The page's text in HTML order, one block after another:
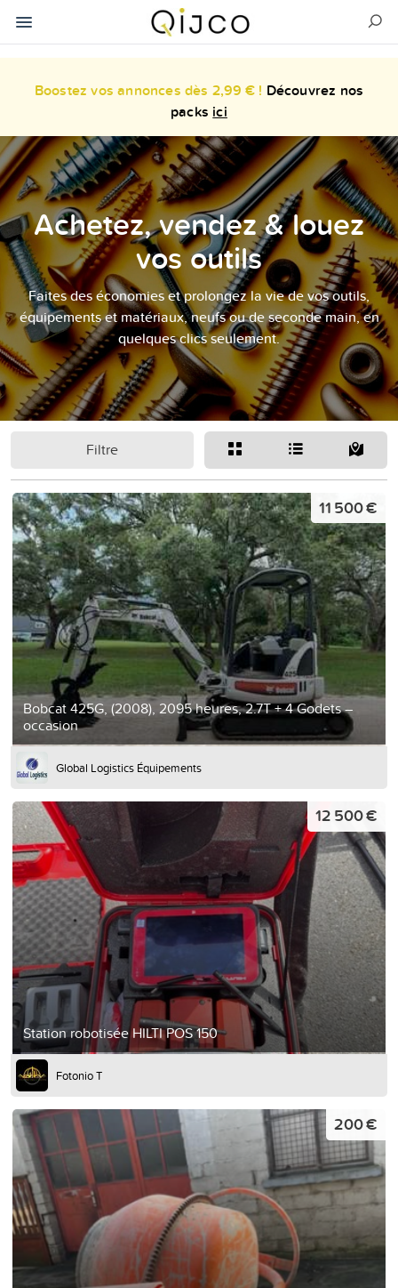
Boostez vos annonces dès 2,99 € ! Découvrez nos
packs ici
Achetez, vendez & louez
vos outils
Faites des économies et prolongez la vie de vos outils,
équipements et matériaux, neufs ou de seconde main, en
quelques clics seulement.
Filtre
Bobcat 425G, (2008), 2095 heures, 2.7T + 4 Godets –
occasion
11 500 €
Global Logistics Équipements
Station robotisée HILTI POS 150
12 500 €
Fotonio T
200 €